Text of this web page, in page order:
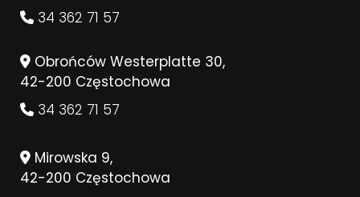
34 362 71 57
Obrońców Westerplatte 30,
42-200 Częstochowa
34 362 71 57
Mirowska 9,
42-200 Częstochowa